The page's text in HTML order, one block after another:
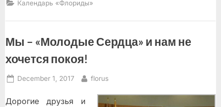
Календарь «Флориды»
Мы – «Молодые Сердца» и нам не
хочется покоя!
Posted
December 1, 2017 By
florus
Дорогие друзья и